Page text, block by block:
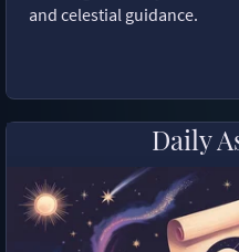
and celestial guidance.
Daily